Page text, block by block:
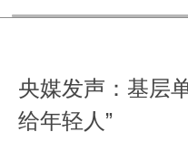
央媒发声：基层
给年轻人”